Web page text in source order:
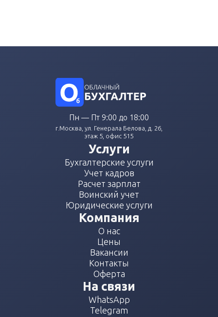
Пн — Пт 9:00 до 18:00
г.Москва, ул. Генерала Белова, д. 26,
этаж 5, офис 515
Услуги
Бухгалтерские услуги
Учет кадров
Расчет зарплат
Воинский учет
Юридические услуги
Компания
О нас
Цены
Вакансии
Контакты
Оферта
На связи
WhatsApp
Telegram